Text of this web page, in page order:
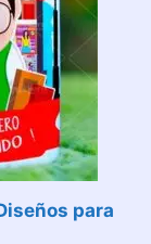
para